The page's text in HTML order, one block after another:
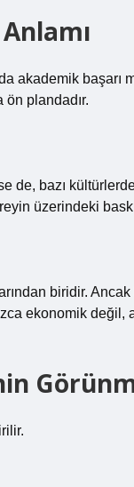
akademik başarı
plandadır.
de, bazı
üzerindeki
biridir.
ekonomik değil,